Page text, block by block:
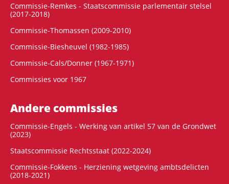
Commissie-Remkes - Staatscommissie parlementair stelsel
(2017-2018)
Commissie-Thomassen (2009-2010)
Commissie-Biesheuvel (1982-1985)
Commissie-Cals/Donner (1967-1971)
Commissies voor 1967
Andere commissies
Commissie-Engels - Werking van artikel 57 van de Grondwet
(2023)
Staatscommissie Rechtsstaat (2022-2024)
Commissie-Fokkens - Herziening wetgeving ambtsdelicten
(2018-2021)